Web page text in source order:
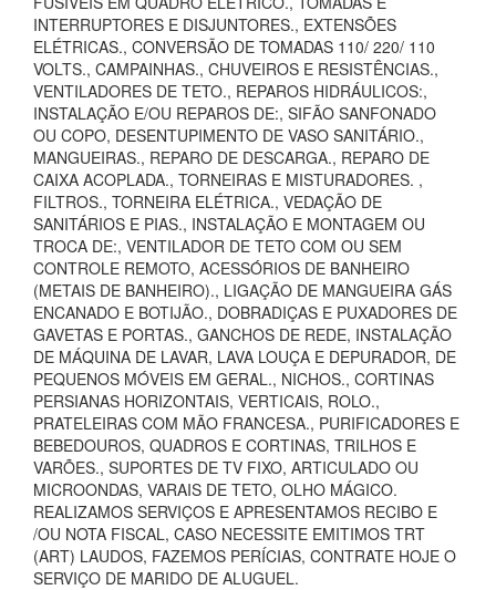
INTERRUPTORES E DISJUNTORES., EXTENSÕES
ELÉTRICAS., CONVERSÃO DE TOMADAS 110/ 220/ 110
VOLTS., CAMPAINHAS., CHUVEIROS E RESISTÊNCIAS.,
VENTILADORES DE TETO., REPAROS HIDRÁULICOS:,
INSTALAÇÃO E/OU REPAROS DE:, SIFÃO SANFONADO
OU COPO, DESENTUPIMENTO DE VASO SANITÁRIO.,
MANGUEIRAS., REPARO DE DESCARGA., REPARO DE
CAIXA ACOPLADA., TORNEIRAS E MISTURADORES. ,
FILTROS., TORNEIRA ELÉTRICA., VEDAÇÃO DE
SANITÁRIOS E PIAS., INSTALAÇÃO E MONTAGEM OU
TROCA DE:, VENTILADOR DE TETO COM OU SEM
CONTROLE REMOTO, ACESSÓRIOS DE BANHEIRO
(METAIS DE BANHEIRO)., LIGAÇÃO DE MANGUEIRA GÁS
ENCANADO E BOTIJÃO., DOBRADIÇAS E PUXADORES DE
GAVETAS E PORTAS., GANCHOS DE REDE, INSTALAÇÃO
DE MÁQUINA DE LAVAR, LAVA LOUÇA E DEPURADOR, DE
PEQUENOS MÓVEIS EM GERAL., NICHOS., CORTINAS
PERSIANAS HORIZONTAIS, VERTICAIS, ROLO.,
PRATELEIRAS COM MÃO FRANCESA., PURIFICADORES E
BEBEDOUROS, QUADROS E CORTINAS, TRILHOS E
VARÕES., SUPORTES DE TV FIXO, ARTICULADO OU
MICROONDAS, VARAIS DE TETO, OLHO MÁGICO.
REALIZAMOS SERVIÇOS E APRESENTAMOS RECIBO E
/OU NOTA FISCAL, CASO NECESSITE EMITIMOS TRT
(ART) LAUDOS, FAZEMOS PERÍCIAS, CONTRATE HOJE O
SERVIÇO DE MARIDO DE ALUGUEL.